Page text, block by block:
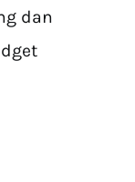
dan